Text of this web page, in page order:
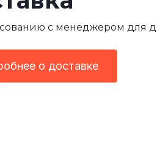
с менеджером для
о доставке